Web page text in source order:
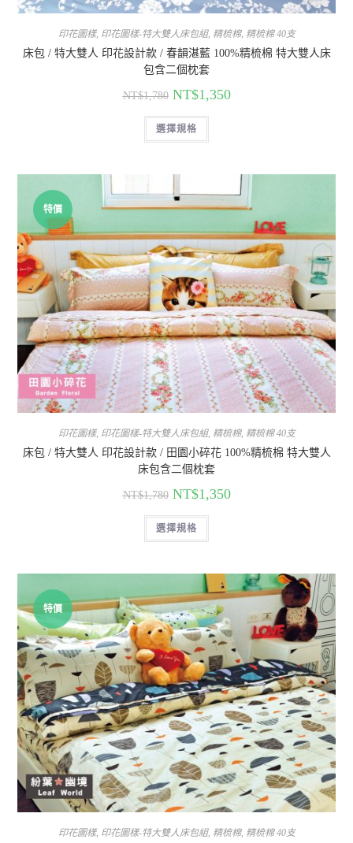
印花圖樣, 印花圖樣-特大雙人床包組, 精梳棉, 精梳棉 40支
床包 / 特大雙人 印花設計款 / 春韻湛藍 100%精梳棉 特大雙人床
包含二個枕套
NT$1,780 NT$1,350
選擇規格
特價
印花圖樣, 印花圖樣-特大雙人床包組, 精梳棉, 精梳棉 40支
床包 / 特大雙人 印花設計款 / 田園小碎花 100%精梳棉 特大雙人
床包含二個枕套
NT$1,780 NT$1,350
選擇規格
特價
印花圖樣, 印花圖樣-特大雙人床包組, 精梳棉, 精梳棉 40支